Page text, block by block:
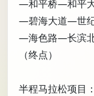
—和平桥—和平
—碧海大道—世
—海色路—长滨
（终点）
半程马拉松项目